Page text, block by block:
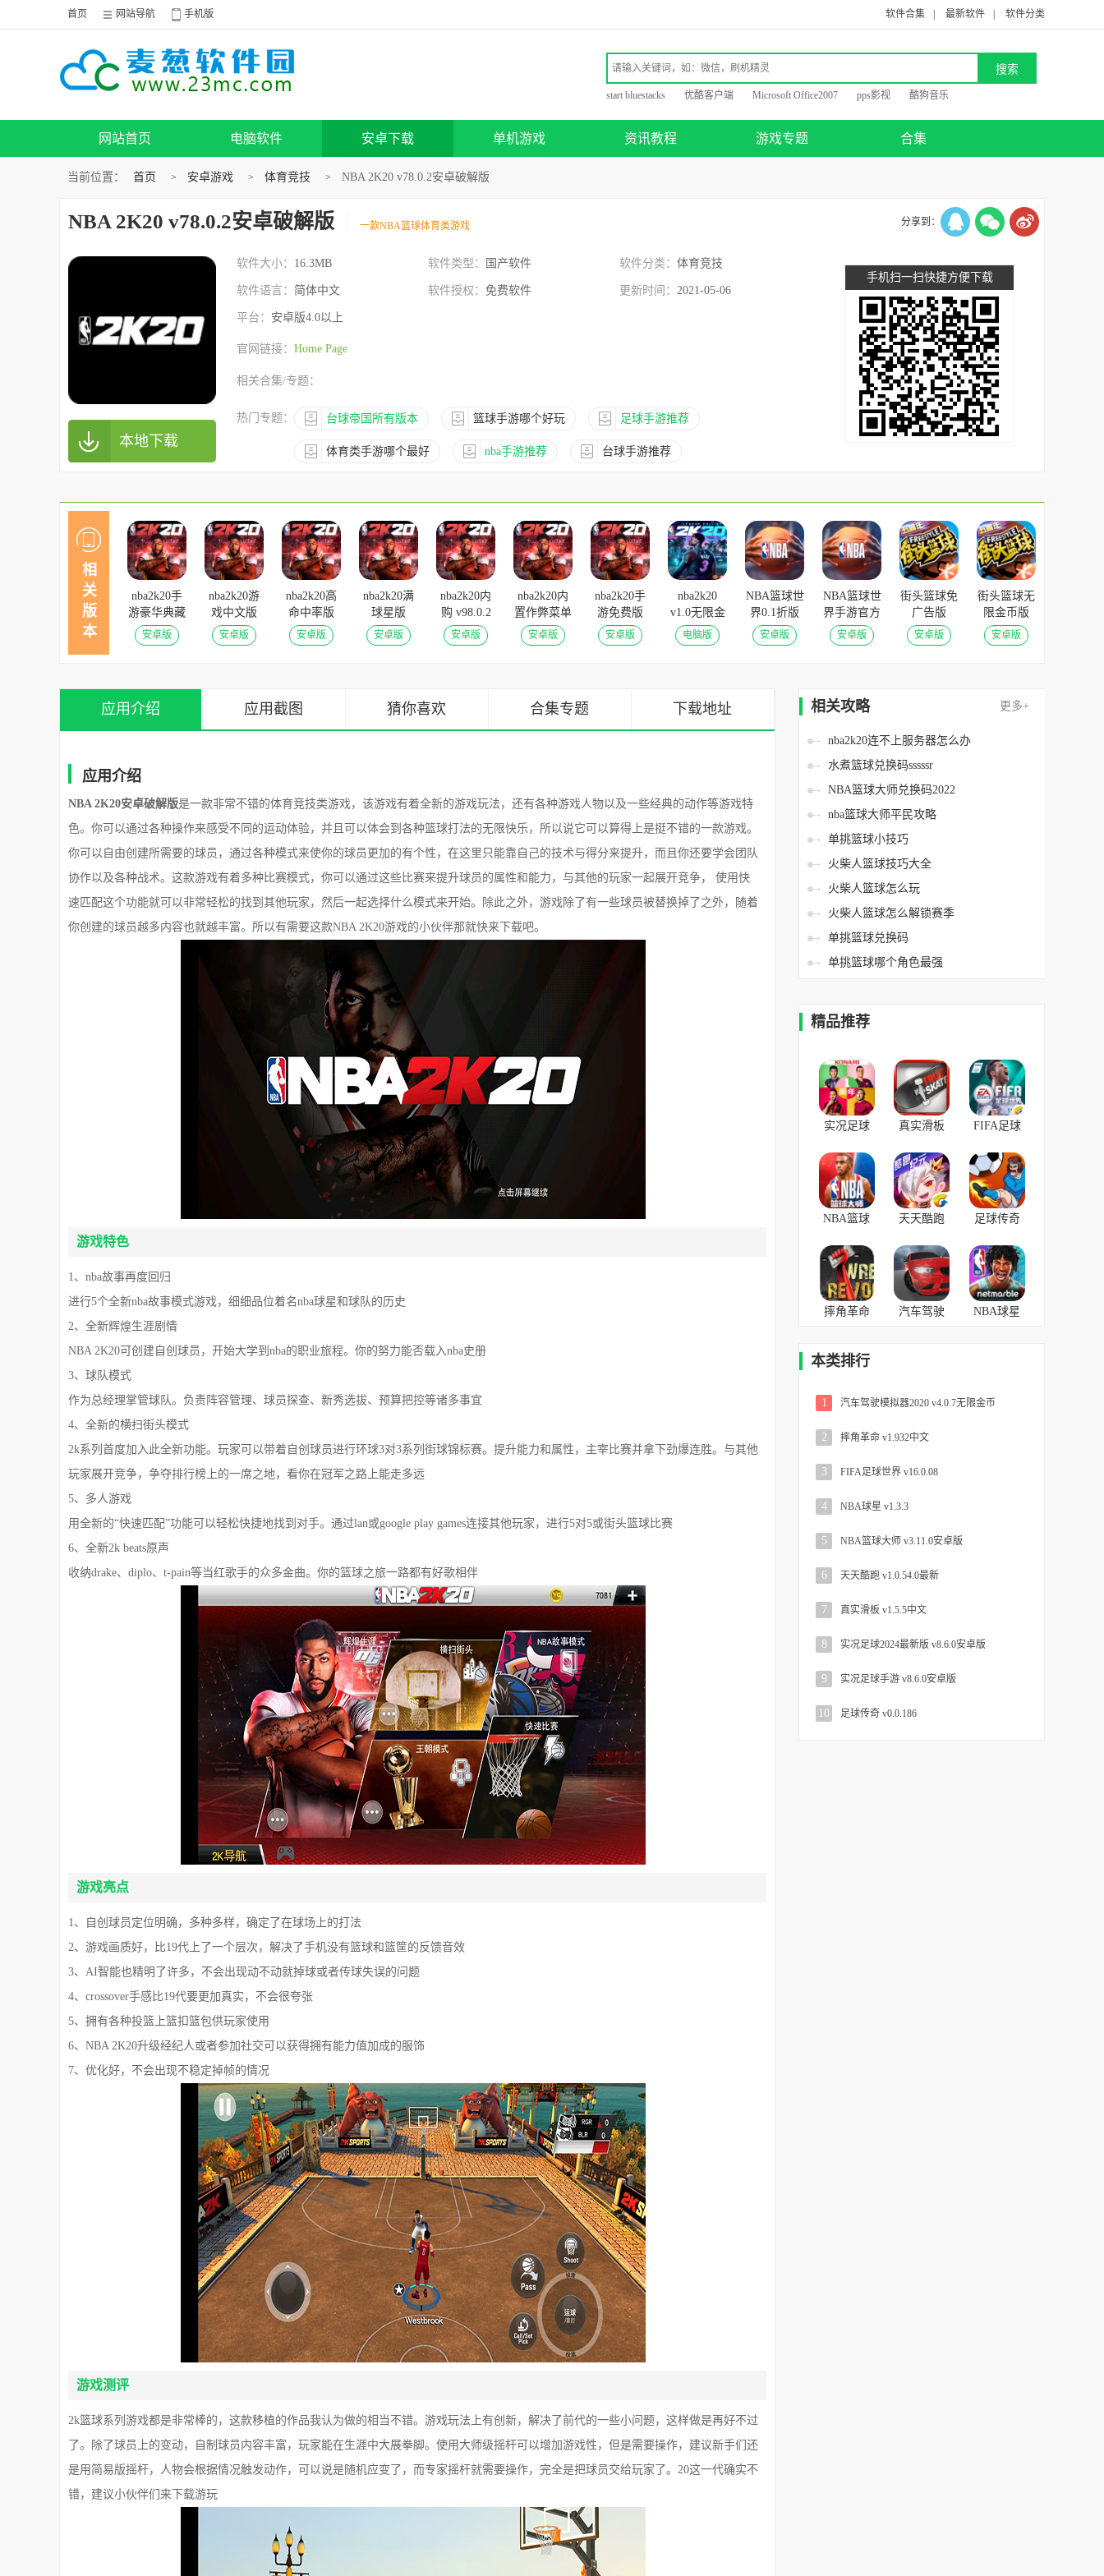
首页 网站导航 手机版 软件合集 最新软件 软件分类
start bluestacks 优酷客户端 Microsoft Office2007 pps影视 酷狗音乐
网站首页 电脑软件 安卓下载 单机游戏 资讯教程 游戏专题 合集
当前位置： 首页 > 安卓游戏 > 体育竞技 > NBA 2K20 v78.0.2安卓破解版
NBA 2K20 v78.0.2安卓破解版 一款NBA篮球体育类游戏 分享到：
本地下载
软件大小： 16.3MB 软件类型： 国产软件 软件分类： 体育竞技
软件语言： 简体中文 软件授权： 免费软件 更新时间： 2021-05-06
平台： 安卓版4.0以上
官网链接： Home Page
相关合集/专题：
热门专题： 台球帝国所有版本 篮球手游哪个好玩 足球手游推荐
体育类手游哪个最好 nba手游推荐 台球手游推荐
手机扫一扫快捷方便下载
相
关
版
本
nba2k20手
游豪华典藏
版 v98.0.2
安卓版
安卓版
nba2k20游
戏中文版
v98.0.2安卓
版
安卓版
nba2k20高
命中率版
v98.0.2安卓
版
安卓版
nba2k20满
球星版
v98.0.2安卓
版
安卓版
nba2k20内
购 v98.0.2
安卓版
安卓版
nba2k20内
置作弊菜单
v98.0.2安卓
版
安卓版
nba2k20手
游免费版
v98.0.2安卓
版
安卓版
nba2k20
v1.0无限金
币版
电脑版
NBA篮球世
界0.1折版
v1.1.16安卓
版
安卓版
NBA篮球世
界手游官方
版 v1.1.16
安卓版
安卓版
街头篮球免
广告版
v1.3.9安卓
版
安卓版
街头篮球无
限金币版
v1.3.9安卓
版
安卓版
相关攻略 更多+
nba2k20连不上服务器怎么办
水煮篮球兑换码sssssr
NBA篮球大师兑换码2022
nba篮球大师平民攻略
单挑篮球小技巧
火柴人篮球技巧大全
火柴人篮球怎么玩
火柴人篮球怎么解锁赛季
单挑篮球兑换码
单挑篮球哪个角色最强
精品推荐
实况足球
安卓版
真实滑板
FIFA足球
v16.0.08
NBA篮球
v3.11.0安
卓版
天天酷跑
新
足球传奇
摔角革命
汽车驾驶
NBA球星
本类排行
1 汽车驾驶模拟器2020 v4.0.7无限金币
2 摔角革命 v1.932中文
3 FIFA足球世界 v16.0.08
4 NBA球星 v1.3.3
5 NBA篮球大师 v3.11.0安卓版
6 天天酷跑 v1.0.54.0最新
7 真实滑板 v1.5.5中文
8 实况足球2024最新版 v8.6.0安卓版
9 实况足球手游 v8.6.0安卓版
10 足球传奇 v0.0.186
应用介绍 应用截图 猜你喜欢 合集专题 下载地址
应用介绍
NBA 2K20安卓破解版是一款非常不错的体育竞技类游戏，该游戏有着全新的游戏玩法，还有各种游戏人物以及一些经典的动作等游戏特
色。你可以通过各种操作来感受不同的运动体验，并且可以体会到各种篮球打法的无限快乐，所以说它可以算得上是挺不错的一款游戏。
你可以自由创建所需要的球员，通过各种模式来使你的球员更加的有个性，在这里只能靠自己的技术与得分来提升，而且你还要学会团队
协作以及各种战术。这款游戏有着多种比赛模式，你可以通过这些比赛来提升球员的属性和能力，与其他的玩家一起展开竞争， 使用快
速匹配这个功能就可以非常轻松的找到其他玩家，然后一起选择什么模式来开始。除此之外，游戏除了有一些球员被替换掉了之外，随着
你创建的球员越多内容也就越丰富。所以有需要这款NBA 2K20游戏的小伙伴那就快来下载吧。
游戏特色
1、nba故事再度回归
进行5个全新nba故事模式游戏，细细品位着名nba球星和球队的历史
2、全新辉煌生涯剧情
NBA 2K20可创建自创球员，开始大学到nba的职业旅程。你的努力能否载入nba史册
3、球队模式
作为总经理掌管球队。负责阵容管理、球员探查、新秀选拔、预算把控等诸多事宜
4、全新的横扫街头模式
2k系列首度加入此全新功能。玩家可以带着自创球员进行环球3对3系列街球锦标赛。提升能力和属性，主宰比赛并拿下劲爆连胜。与其他
玩家展开竞争，争夺排行榜上的一席之地，看你在冠军之路上能走多远
5、多人游戏
用全新的“快速匹配”功能可以轻松快捷地找到对手。通过lan或google play games连接其他玩家，进行5对5或街头篮球比赛
6、全新2k beats原声
收纳drake、diplo、t-pain等当红歌手的众多金曲。你的篮球之旅一路都有好歌相伴
游戏亮点
1、自创球员定位明确，多种多样，确定了在球场上的打法
2、游戏画质好，比19代上了一个层次，解决了手机没有篮球和篮筐的反馈音效
3、AI智能也精明了许多，不会出现动不动就掉球或者传球失误的问题
4、crossover手感比19代要更加真实，不会很夸张
5、拥有各种投篮上篮扣篮包供玩家使用
6、NBA 2K20升级经纪人或者参加社交可以获得拥有能力值加成的服饰
7、优化好，不会出现不稳定掉帧的情况
游戏测评
2k篮球系列游戏都是非常棒的，这款移植的作品我认为做的相当不错。游戏玩法上有创新，解决了前代的一些小问题，这样做是再好不过
了。除了球员上的变动，自制球员内容丰富，玩家能在生涯中大展拳脚。使用大师级摇杆可以增加游戏性，但是需要操作，建议新手们还
是用简易版摇杆，人物会根据情况触发动作，可以说是随机应变了，而专家摇杆就需要操作，完全是把球员交给玩家了。20这一代确实不
错，建议小伙伴们来下载游玩